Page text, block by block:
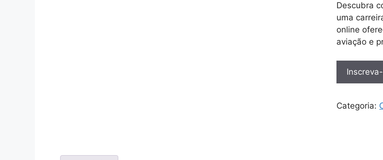
Descubra
uma
online
aviação e
Categoria: